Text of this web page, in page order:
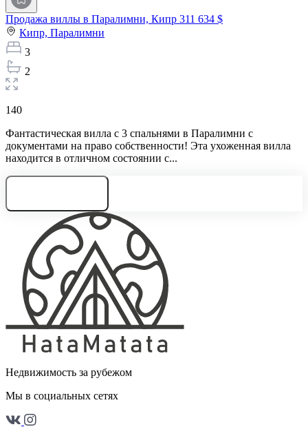
Продажа виллы в Паралимни, Кипр 311 634 $
Кипр, Паралимни
3
2
140
Фантастическая вилла с 3 спальнями в Паралимни с
документами на право собственности! Эта ухоженная вилла
находится в отличном состоянии с...
Недвижимость за рубежом
Мы в социальных сетях